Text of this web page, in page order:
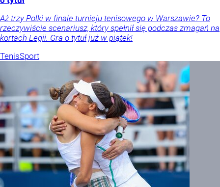
Aż trzy Polki w finale turnieju tenisowego w Warszawie? To
rzeczywiście scenariusz, który spełnił się podczas zmagań na
kortach Legii. Gra o tytuł już w piątek!
TenisSport